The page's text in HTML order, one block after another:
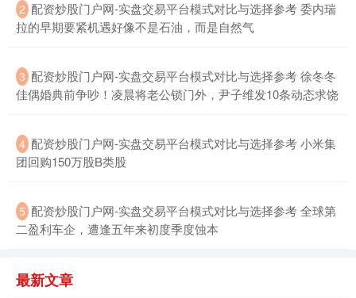
北证50
2 配资炒股门户网-实盘交易平台模式对比与选择参考 委内瑞
拉的早期要紧机遇好像不是石油，而是自然气
3 配资炒股门户网-实盘交易平台模式对比与选择参考 徐冬冬
佳偶婚典前争吵！凌晨将老公锁门外，尹子维发10条动态求饶
4 配资炒股门户网-实盘交易平台模式对比与选择参考 小米集
团回购150万股B类股
5 配资炒股门户网-实盘交易平台模式对比与选择参考 全球第
二盈利车企，遭逢五年来初度季度蚀本
最新文章